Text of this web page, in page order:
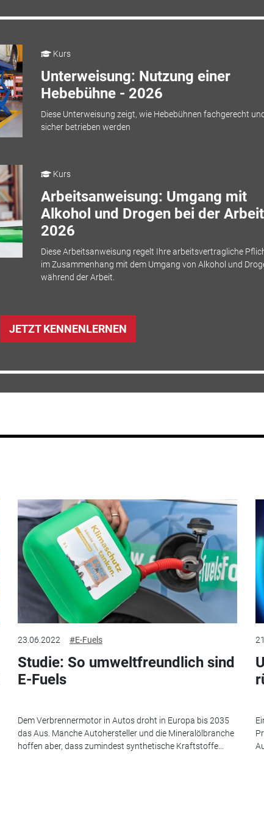
Kurs
Unterweisung: Nutzung einer
Hebebühne - 2026
Diese Unterweisung zeigt, wie Hebebühnen fachgerecht
sicher betrieben werden
Kurs
Arbeitsanweisung: Umgang mit
Alkohol und Drogen bei der
2026
Diese Arbeitsanweisung regelt Ihre arbeitsvertragliche
im Zusammenhang mit dem Umgang von Alkohol und
während der Arbeit.
JETZT KENNENLERNEN
23.06.2022 #E-Fuels
Studie: So umweltfreundlich sind
E-Fuels
Dem Verbrennermotor in Autos droht in Europa bis 2035
das Aus. Manche Autohersteller und die Mineralölbranche
hoffen aber, dass zumindest synthetische Kraftstoffe...